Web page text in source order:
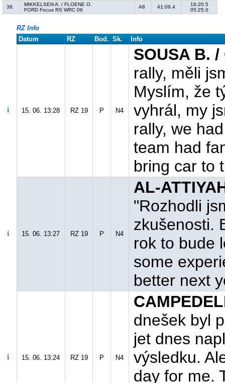
38.
MIKKELSEN A. / FLOENE O.
FORD Focus RS WRC 06
A8 41:09.4
16:20.5
05:25.0
RZ Info
Datum
RZ Bod. Sk. Info
15. 06. 13:28 RZ 19 P N4
SOUSA B.
rally, měli
Myslím, že
vyhrál, my
rally, we
team had
bring car to
15. 06. 13:27 RZ 19 P N4
AL-
"Rozhodli
zkušenosti.
rok to bude
some
better next
15. 06. 13:24 RZ 19 P N4
dnešek byl
jet dnes
výsledku.
day for me.